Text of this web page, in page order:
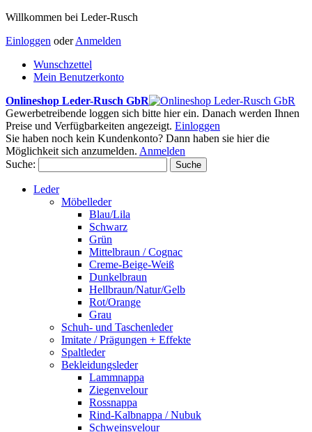
Willkommen bei Leder-Rusch
Einloggen oder Anmelden
Wunschzettel
Mein Benutzerkonto
Onlineshop Leder-Rusch GbR
Gewerbetreibende loggen sich bitte hier ein. Danach werden Ihnen
Preise und Verfügbarkeiten angezeigt. Einloggen
Sie haben noch kein Kundenkonto? Dann haben sie hier die
Möglichkeit sich anzumelden. Anmelden
Suche:
Suche
Leder
Möbelleder
Blau/Lila
Schwarz
Grün
Mittelbraun / Cognac
Creme-Beige-Weiß
Dunkelbraun
Hellbraun/Natur/Gelb
Rot/Orange
Grau
Schuh- und Taschenleder
Imitate / Prägungen + Effekte
Spaltleder
Bekleidungsleder
Lammnappa
Ziegenvelour
Rossnappa
Rind-Kalbnappa / Nubuk
Schweinsvelour